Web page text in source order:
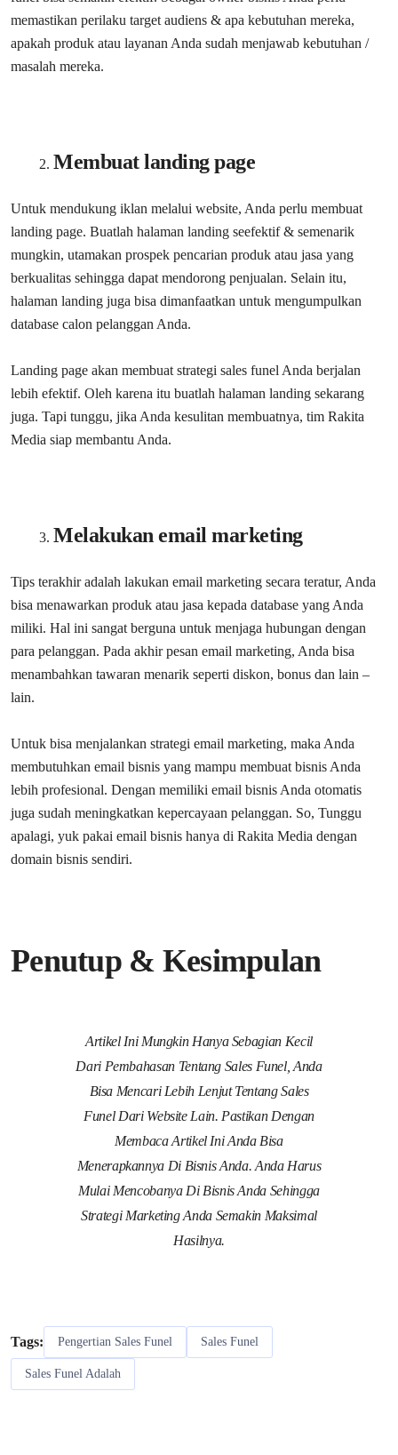
memastikan perilaku target audiens & apa kebutuhan mereka,
apakah produk atau layanan Anda sudah menjawab kebutuhan /
masalah mereka.
Membuat landing page
Untuk mendukung iklan melalui website, Anda perlu membuat
landing page. Buatlah halaman landing seefektif & semenarik
mungkin, utamakan prospek pencarian produk atau jasa yang
berkualitas sehingga dapat mendorong penjualan. Selain itu,
halaman landing juga bisa dimanfaatkan untuk mengumpulkan
database calon pelanggan Anda.
Landing page akan membuat strategi sales funel Anda berjalan
lebih efektif. Oleh karena itu buatlah halaman landing sekarang
juga. Tapi tunggu, jika Anda kesulitan membuatnya, tim Rakita
Media siap membantu Anda.
Melakukan email marketing
Tips terakhir adalah lakukan email marketing secara teratur, Anda
bisa menawarkan produk atau jasa kepada database yang Anda
miliki. Hal ini sangat berguna untuk menjaga hubungan dengan
para pelanggan. Pada akhir pesan email marketing, Anda bisa
menambahkan tawaran menarik seperti diskon, bonus dan lain –
lain.
Untuk bisa menjalankan strategi email marketing, maka Anda
membutuhkan email bisnis yang mampu membuat bisnis Anda
lebih profesional. Dengan memiliki email bisnis Anda otomatis
juga sudah meningkatkan kepercayaan pelanggan. So, Tunggu
apalagi, yuk pakai email bisnis hanya di Rakita Media dengan
domain bisnis sendiri.
Penutup & Kesimpulan
Artikel Ini Mungkin Hanya Sebagian Kecil
Dari Pembahasan Tentang Sales Funel, Anda
Bisa Mencari Lebih Lenjut Tentang Sales
Funel Dari Website Lain. Pastikan Dengan
Membaca Artikel Ini Anda Bisa
Menerapkannya Di Bisnis Anda. Anda Harus
Mulai Mencobanya Di Bisnis Anda Sehingga
Strategi Marketing Anda Semakin Maksimal
Hasilnya.
Tags: Pengertian Sales Funel Sales Funel
Sales Funel Adalah